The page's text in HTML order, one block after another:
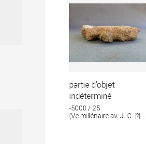
partie d'objet
indéterminé
-5000 / 25
(Ve millénaire av. J.-C. [?] ;